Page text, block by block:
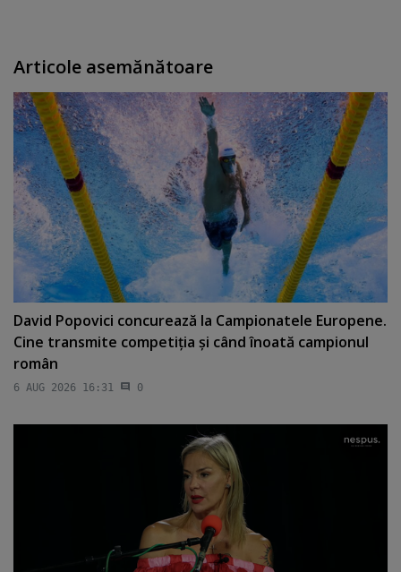
Articole asemănătoare
David Popovici concurează la Campionatele Europene.
Cine transmite competiţia şi când înoată campionul
român
6 AUG 2026 16:31 0